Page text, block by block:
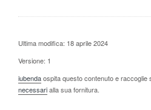
Ultima modifica: 18 aprile 2024
Versione: 1
iubendaospita questo contenuto e raccoglie
necessarialla sua fornitura.